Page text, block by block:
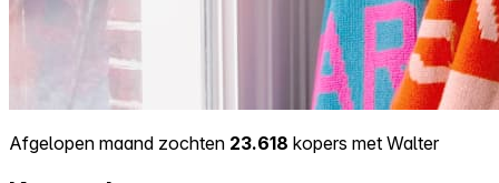
Afgelopen maand zochten 23.618 kopers met Walter